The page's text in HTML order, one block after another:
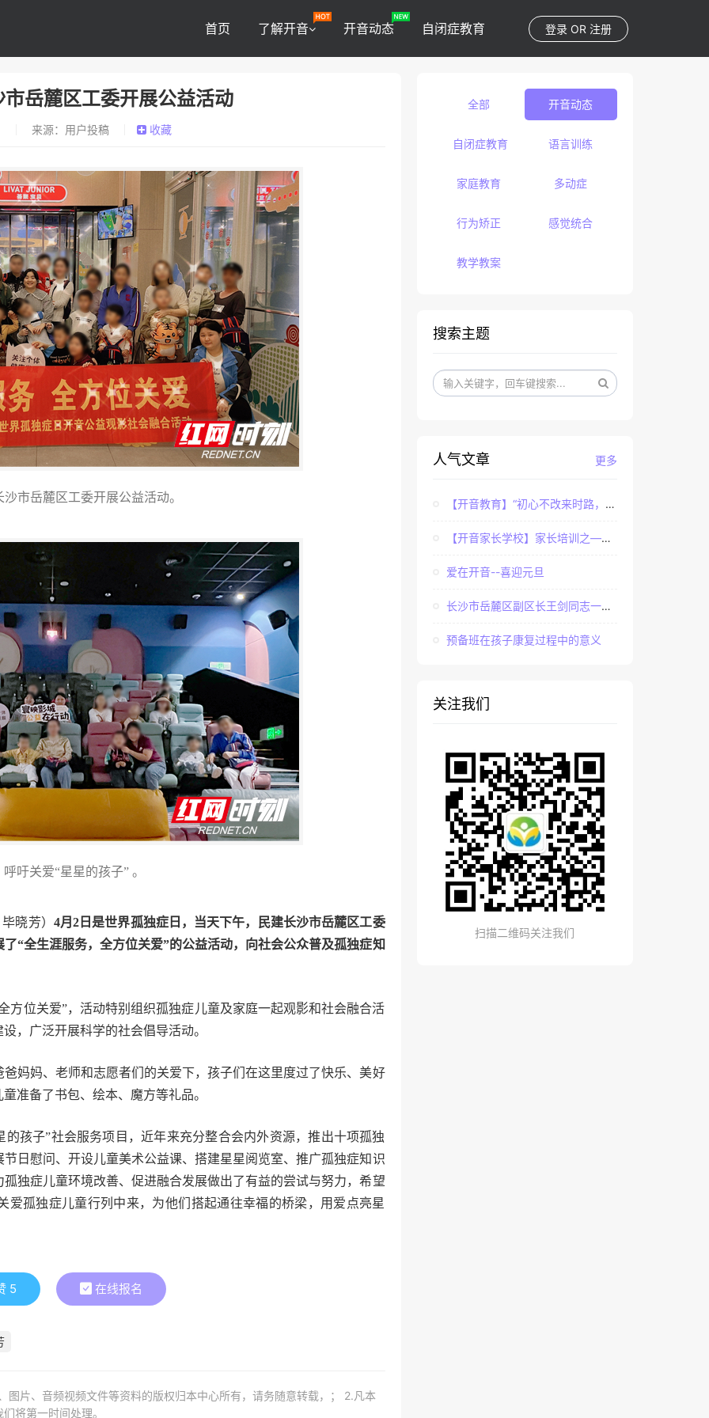
登录 OR 注册
首页 了解开音 开音动态 自闭症教育
岳麓区工委开展公益活动
来源：用户投稿 收藏
沙市岳麓区工委开展公益活动。
呼吁关爱“星星的孩子” 。
晓芳） 4月2日是世界孤独症日，当天下午，民建长沙市岳麓区工委
“全生涯服务，全方位关爱”的公益活动，向社会公众普及孤独症知
方位关爱”，活动特别组织孤独症儿童及家庭一起观影和社会融合活
，广泛开展科学的社会倡导活动。
妈妈、老师和志愿者们的关爱下，孩子们在这里度过了快乐、美好
准备了书包、绘本、魔方等礼品。
的孩子”社会服务项目，近年来充分整合会内外资源，推出十项孤独
日慰问、开设儿童美术公益课、搭建星星阅览室、推广孤独症知识
独症儿童环境改善、促进融合发展做出了有益的尝试与努力，希望
爱孤独症儿童行列中来，为他们搭起通往幸福的桥梁，用爱点亮星
5 在线报名
图片、音频视频文件等资料的版权归本中心所有，请务随意转载，； 2.凡本
将第一时间处理。
全部 开音动态
自闭症教育 语言训练
家庭教育 多动症
行为矫正 感觉统合
教学教案
搜索主题
更多
人气文章
【开音教育】“初心不改来时路，牢记使命永担当”——...
【开音家长学校】家长培训之——亲子课程中家长如何辅...
爱在开音--喜迎元旦
长沙市岳麓区副区长王剑同志一行调研长沙市岳麓区开音...
预备班在孩子康复过程中的意义
关注我们
扫描二维码关注我们